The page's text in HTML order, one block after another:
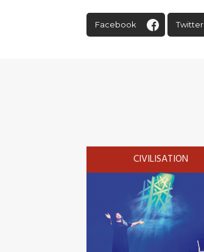
Facebook Twitter
CIVILISATION